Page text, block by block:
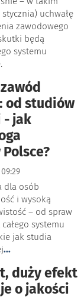
uchwałę
zawodowego
będą
systemu
od studiów
- jak
09:29
dla osób
i wysoką
– od spraw
systemu
jak studia
...
duży efekt
o jakości